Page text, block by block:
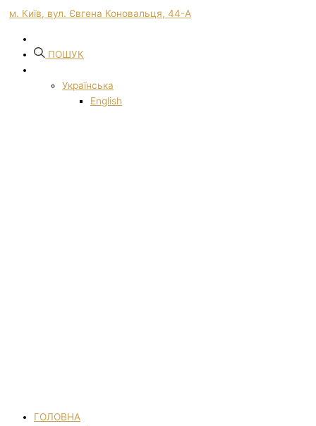
м. Київ, вул. Євгена Коновальця, 44-А
ПОШУК
Українська
English
ГОЛОВНА